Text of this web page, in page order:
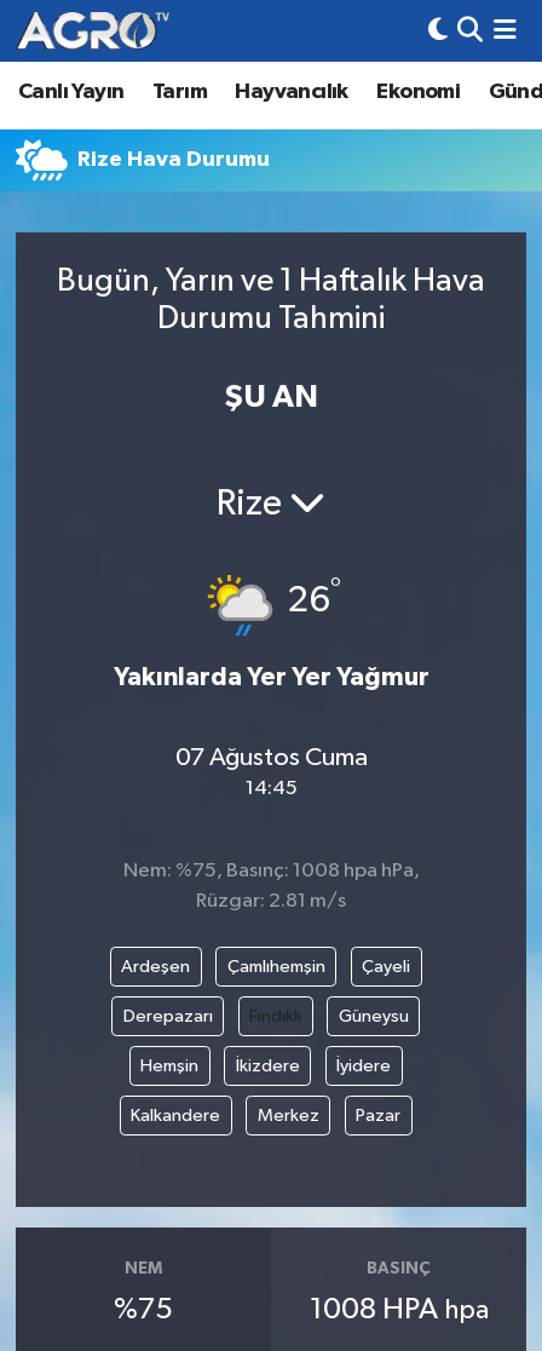
Canlı Yayın Tarım Hayvancılık Ekonomi
Rize Hava Durumu
Bugün, Yarın ve 1 Haftalık Hava
Durumu Tahmini
ŞU AN
Rize
26°
Yakınlarda Yer Yer Yağmur
07 Ağustos Cuma
14:45
Nem: %75, Basınç: 1008 hpa hPa,
Rüzgar: 2.81 m/s
Ardeşen Çamlıhemşin Çayeli
Derepazarı Fındıklı Güneysu
Hemşin İkizdere İyidere
Kalkandere Merkez Pazar
NEM
%75
BASINÇ
1008 HPA hpa
Hava Durumu
Trafik Durumu
Tüm Manşetler